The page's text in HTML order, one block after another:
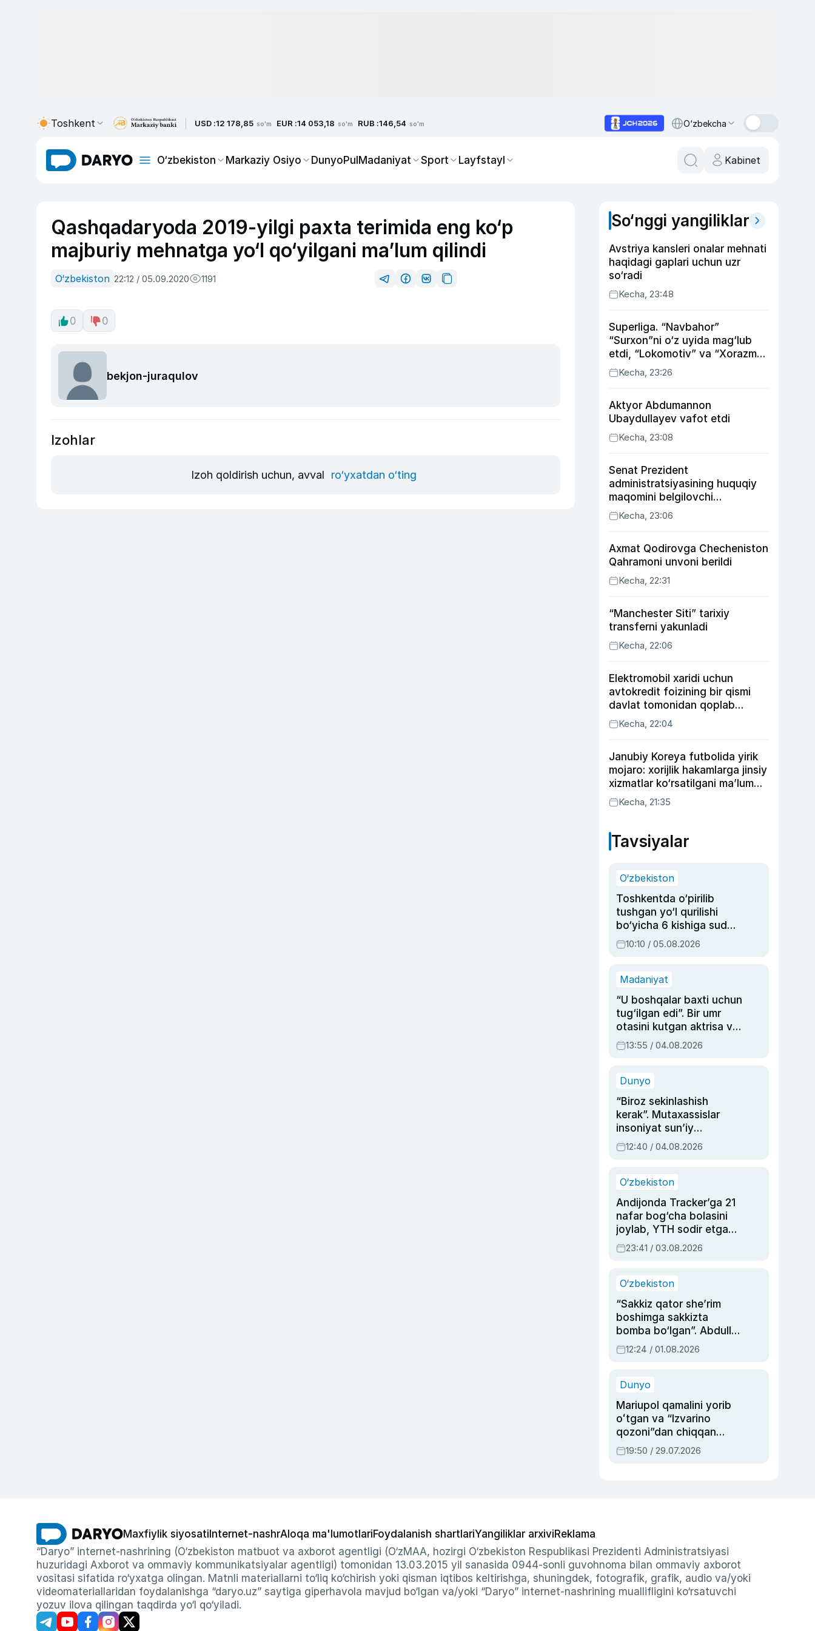
Toshkent USD :12 178,85 so'm EUR :14 053,18 so'm RUB :146,54 so'm O‘zbekcha
O‘zbekiston Markaziy Osiyo DunyoPulMadaniyat Sport Layfstayl Kabinet
Qashqadaryoda 2019-yilgi paxta terimida eng ko‘p
majburiy mehnatga yo‘l qo‘yilgani ma’lum qilindi
O‘zbekiston 22:12 / 05.09.2020 1191
0 0
bekjon-juraqulov
Izohlar
Izoh qoldirish uchun, avval ro‘yxatdan o‘ting
So‘nggi yangiliklar
Avstriya kansleri onalar mehnati
haqidagi gaplari uchun uzr
so‘radi
Kecha, 23:48
Superliga. “Navbahor”
“Surxon”ni o‘z uyida mag‘lub
etdi, “Lokomotiv” va “Xorazm”
uyda g‘alaba qozondi
Kecha, 23:26
Aktyor Abdu­mannon
Ubaydullayev vafot etdi
Kecha, 23:08
Senat Prezident
administratsiyasining huquqiy
maqomini belgilovchi
konstitutsiyaviy qonunni
ma’qulladi
Kecha, 23:06
Axmat Qodirovga Checheniston
Qahramoni unvoni berildi
Kecha, 22:31
“Manchester Siti” tarixiy
transferni yakunladi
Kecha, 22:06
Elektromobil xaridi uchun
avtokredit foizining bir qismi
davlat tomonidan qoplab
berilishi mumkin
Kecha, 22:04
Janubiy Koreya futbolida yirik
mojaro: xorijlik hakamlarga jinsiy
xizmatlar ko‘rsatilgani ma’lum
qilindi
Kecha, 21:35
Tavsiyalar
O‘zbekiston
Toshkentda o‘pirilib
tushgan yo‘l qurilishi
bo‘yicha 6 kishiga sud
hukmi o‘qildi
10:10 / 05.08.2026
Madaniyat
“U boshqalar baxti uchun
tug‘ilgan edi”. Bir umr
otasini kutgan aktrisa va
dublyaj ustasi Rimma
Ahmedovaning
13:55 / 04.08.2026
Dunyo
“Biroz sekinlashish
kerak”. Mutaxassislar
insoniyat sun’iy
intellektni boshqara
olmay qolishidan xavotir
12:40 / 04.08.2026
O‘zbekiston
Andijonda Tracker’ga 21
nafar bog‘cha bolasini
joylab, YTH sodir etgan
ayolga sud hukmi o‘qildi
23:41 / 03.08.2026
O‘zbekiston
“Sakkiz qator she’rim
boshimga sakkizta
bomba bo‘lgan”. Abdulla
Oripovni siyosiy
ayblovlardan asrab
12:24 / 01.08.2026
Dunyo
Mariupol qamalini yorib
oʻtgan va “Izvarino
qozoni”dan chiqqan
qahramon — Ukraina
armiyasi bosh
19:50 / 29.07.2026
Maxfiylik siyosati Internet-nashrAloqa ma'lumotlariFoydalanish shartlariYangiliklar arxiviReklama
“Daryo” internet-nashrining (O‘zbekiston matbuot va axborot agentligi (O‘zMAA, hozirgi O‘zbekiston Respublikasi Prezidenti Administratsiyasi
huzuridagi Axborot va ommaviy kommunikatsiyalar agentligi) tomonidan 13.03.2015 yil sanasida 0944-sonli guvohnoma bilan ommaviy axborot
vositasi sifatida ro‘yxatga olingan. Matnli materiallarni to‘liq ko‘chirish yoki qisman iqtibos keltirishga, shuningdek, fotografik, grafik, audio va/yoki
videomateriallaridan foydalanishga “daryo.uz” saytiga giperhavola mavjud bo‘lgan va/yoki “Daryo” internet-nashrining muallifligini ko‘rsatuvchi
yozuv ilova qilingan taqdirda yo‘l qo‘yiladi.